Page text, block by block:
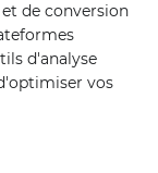
de conversion
d'analyse
vos